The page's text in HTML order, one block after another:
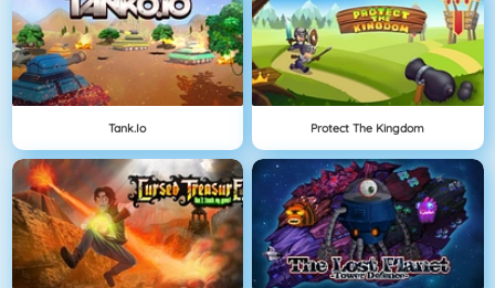
Tank.io Protect The Kingdom